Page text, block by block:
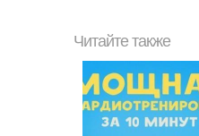
Читайте также